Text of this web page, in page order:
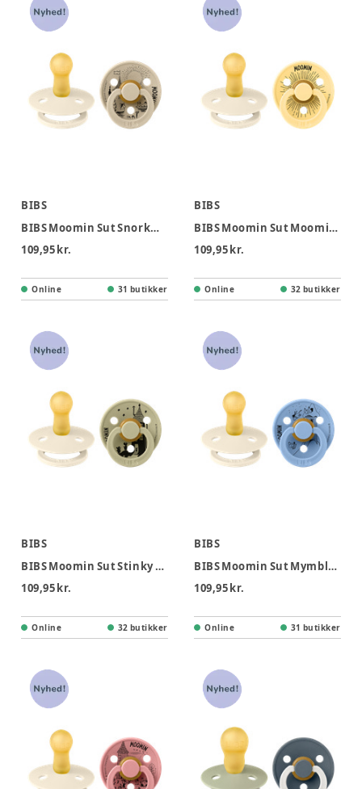
BIBS
BIBS Moomin Sut Snorkmaiden 2pk Str2 Ivory Vanilla
109,95 kr.
Online 31 butikker
BIBS
BIBS Moomin Sut Moomintroll 2pk Str 2 - Ivory Pale Butter
109,95 kr.
Online 32 butikker
BIBS
BIBS Moomin Sut Stinky 2pk Latex Str 2 - Ivory Khaki
109,95 kr.
Online 32 butikker
BIBS
BIBS Moomin Sut Mymble 2pk Str 2 - Ivory Skyblue
109,95 kr.
Online 31 butikker